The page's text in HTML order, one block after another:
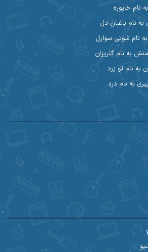
ابوالحسن جاویدان
احسان اصغری
احسان دریادل
احسان علیانی
احسان کمری
احمد اسلامی
نام خاپوره
نام باغبان دل
نام شوتی سوارل
به نام گلریزان
به نام تو زرد
به نام درد